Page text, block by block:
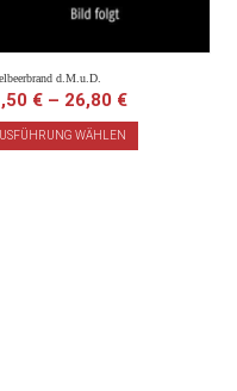
d.M.u.D.
€ – 26,80 €
WÄHLEN